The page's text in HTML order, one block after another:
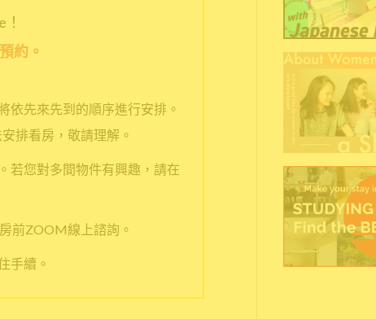
約。
依先來先到的順序進行安排。
排看房，敬請理解。
若您對多間物件有興趣，請在
前ZOOM線上諮詢。
手續。